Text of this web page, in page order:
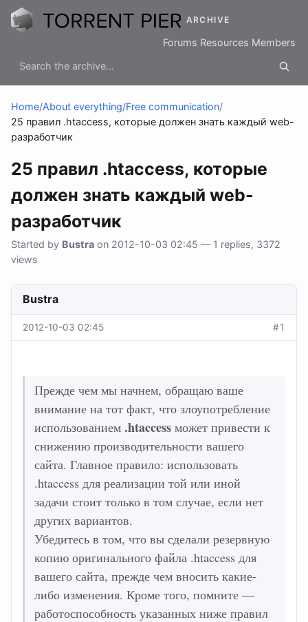
ARCHIVE
Forums Resources Members
Home/About everything/Free communication/
25 правил .htaccess, которые должен знать каждый web-
разработчик
25 правил .htaccess, которые
должен знать каждый web-
разработчик
Started by Bustra on 2012-10-03 02:45 — 1 replies, 3372
views
Bustra
2012-10-03 02:45 #1
Прежде чем мы начнем, обращаю ваше
внимание на тот факт, что злоупотребление
использованием.htaccess может привести к
снижению производительности вашего
сайта. Главное правило: использовать
.htaccess для реализации той или иной
задачи стоит только в том случае, если нет
других вариантов.
Убедитесь в том, что вы сделали резервную
копию оригинального файла .htaccess для
вашего сайта, прежде чем вносить какие-
либо изменения. Кроме того, помните —
работоспособность указанных ниже правил